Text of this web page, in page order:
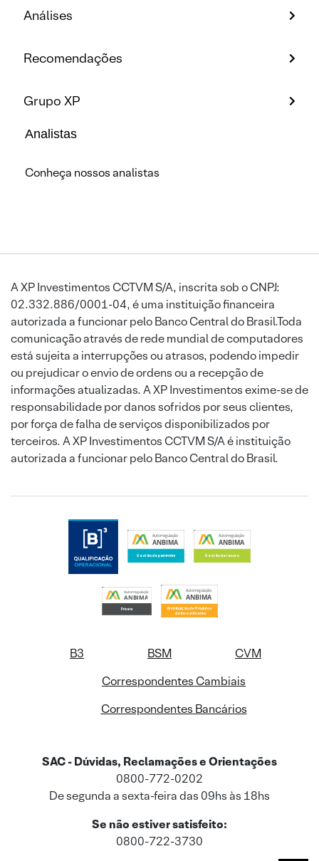
Análises
Recomendações
Grupo XP
Analistas
Conheça nossos analistas
A XP Investimentos CCTVM S/A, inscrita sob o CNPJ:
02.332.886/0001-04, é uma instituição financeira
autorizada a funcionar pelo Banco Central do Brasil.Toda
comunicação através de rede mundial de computadores
está sujeita a interrupções ou atrasos, podendo impedir
ou prejudicar o envio de ordens ou a recepção de
informações atualizadas. A XP Investimentos exime-se de
responsabilidade por danos sofridos por seus clientes,
por força de falha de serviços disponibilizados por
terceiros. A XP Investimentos CCTVM S/A é instituição
autorizada a funcionar pelo Banco Central do Brasil.
B3 BSM
CVM
Correspondentes Cambiais
Correspondentes Bancários
SAC - Dúvidas, Reclamações e Orientações
0800-772-0202
De segunda a sexta-feira das 09hs às 18hs
Se não estiver satisfeito:
0800-722-3730